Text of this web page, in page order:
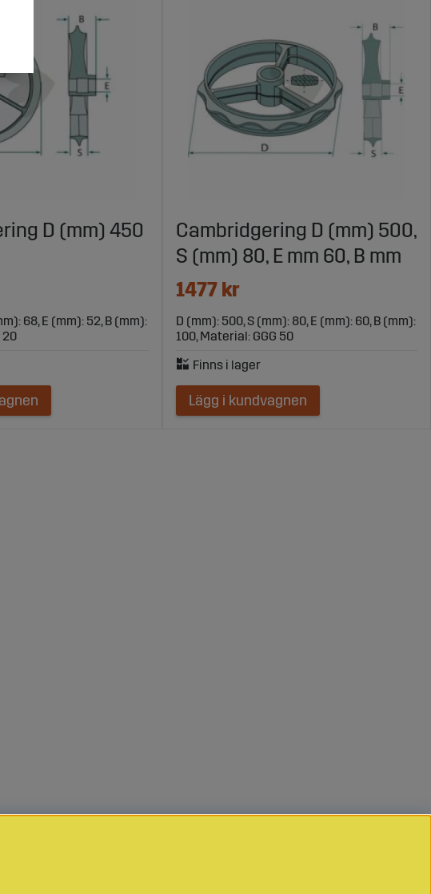
D (mm) 450
68, E (mm): 52, B (mm):
20
Cambridgering D (mm) 500,
S (mm) 80, E mm 60, B mm
1477 kr
D (mm): 500, S (mm): 80, E (mm): 60, B (mm):
100, Material: GGG 50
Lägg i kundvagnen